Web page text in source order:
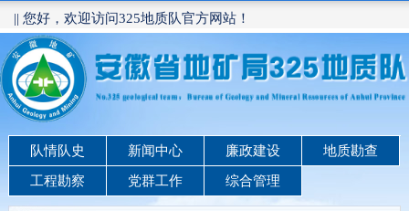
|| 您好，欢迎访问325地质队官方网站！
队情队史 新闻中心 廉政建设 地质勘查
工程勘察 党群工作 综合管理